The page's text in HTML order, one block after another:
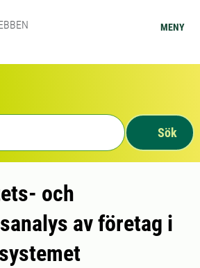
MENY
Sök
och
av företag i